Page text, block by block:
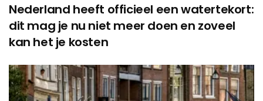
Nederland heeft officieel een watertekort:
dit mag je nu niet meer doen en zoveel
kan het je kosten